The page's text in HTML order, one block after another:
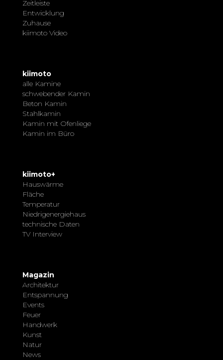
Zeitleiste
Entwicklung
Zuhause
kiimoto Video
kiimoto
alle Kamine
schwebender Kamin
Beton Kamin
Stahlkamin
Kamin mit Ofenliege
Kamin im Büro
kiimoto+
Hauswärme
Fläche
Temperatur
Niedrigenergiehaus
technische Daten
TV Interview
Magazin
Architektur
Entspannung
Events
Feuer
Handwerk
Kunst
Natur
News